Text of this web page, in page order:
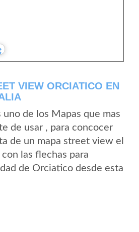
VIEW ORCIATICO EN
de los Mapas que mas
de usar , para concocer
de un mapa street view el
las flechas para
de Orciatico desde esta